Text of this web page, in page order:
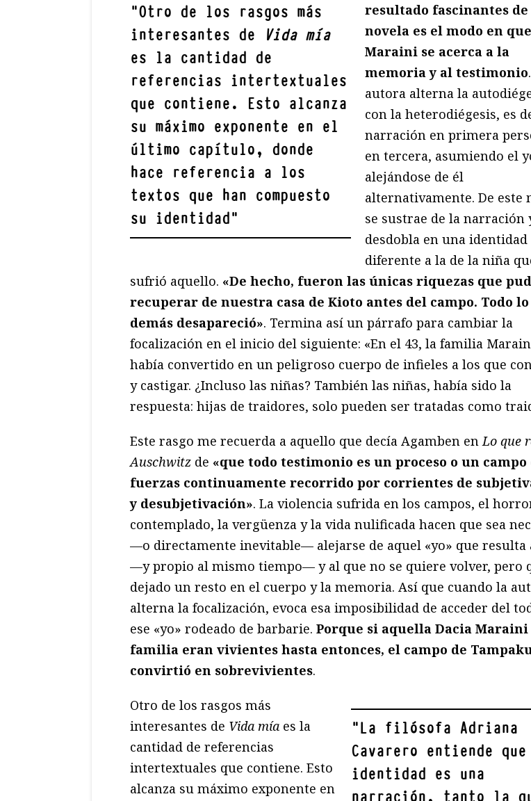
"Otro de los rasgos más
interesantes de
Vida mía
es la cantidad de
referencias intertextuales
que contiene. Esto alcanza
su máximo exponente en el
último capítulo, donde
hace referencia a los
textos que han compuesto
su identidad"
resultado fascinantes de
novela es el modo en que
Maraini se acerca a la
memoria y al testimonio
autora alterna la
con la heterodiégesis, es
narración en primera
en tercera, asumiendo el
alejándose de él
alternativamente. De este
se sustrae de la narración
desdobla en una identidad
diferente a la de la niña
sufrió aquello. «De hecho, fueron las únicas riquezas que
recuperar de nuestra casa de Kioto antes del campo. Todo lo
demás desapareció». Termina así un párrafo para cambiar la
focalización en el inicio del siguiente: «En el 43, la familia
había convertido en un peligroso cuerpo de infieles a los que
y castigar. ¿Incluso las niñas? También las niñas, había sido la
respuesta: hijas de traidores, solo pueden ser tratadas como
Este rasgo me recuerda a aquello que decía Agamben en Lo que
Auschwitz de «que todo testimonio es un proceso o un campo
fuerzas continuamente recorrido por corrientes de
y desubjetivación». La violencia sufrida en los campos, el
contemplado, la vergüenza y la vida nulificada hacen que sea
—o directamente inevitable— alejarse de aquel «yo» que resulta
—y propio al mismo tiempo— y al que no se quiere volver, pero
dejado un resto en el cuerpo y la memoria. Así que cuando la
alterna la focalización, evoca esa imposibilidad de acceder del
ese «yo» rodeado de barbarie. Porque si aquella Dacia Maraini
familia eran vivientes hasta entonces, el campo de
convirtió en sobrevivientes.
"La filósofa Adriana
Cavarero entiende
identidad es una
Otro de los rasgos más
interesantes de Vida mía es la
cantidad de referencias
intertextuales que contiene. Esto
alcanza su máximo exponente en